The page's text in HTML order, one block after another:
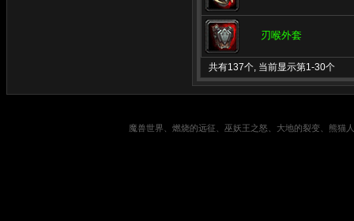
刃喉外套
共有137个, 当前显示第1-30个
魔兽世界、燃烧的远征、巫妖王之怒、大地的裂变、熊猫